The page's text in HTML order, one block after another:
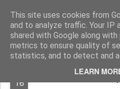
This site uses cookies from
and to analyze traffic. Your IP
shared with Google along
metrics to ensure quality of
statistics, and to detect and
LEARN
Geopalavras
canal800 clique ZapCanal
16